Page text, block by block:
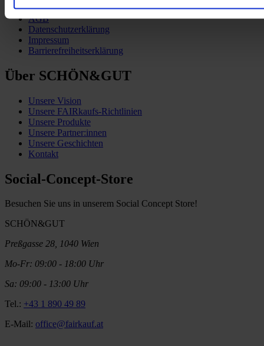
Vertrag widerrufen
AGB
Datenschutzerklärung
Impressum
Barrierefreiheitserklärung
Über SCHÖN&GUT
Unsere Vision
Unsere FAIRkaufs-Richtlinien
Unsere Produkte
Unsere Partner:innen
Unsere Geschichten
Kontakt
Social-Concept-Store
Besuchen Sie uns in unserem Social Concept Store!
SCHÖN&GUT
Preßgasse 28, 1040 Wien
Mo-Fr: 09:00 - 18:00 Uhr
Sa: 09:00 - 13:00 Uhr
Tel.: +43 1 890 49 89
E-Mail: office@fairkauf.at